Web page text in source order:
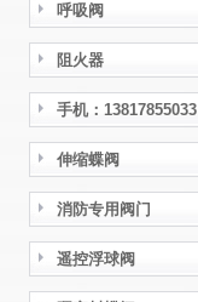
呼吸阀
阻火器
手机：13817855033
伸缩蝶阀
消防专用阀门
遥控浮球阀